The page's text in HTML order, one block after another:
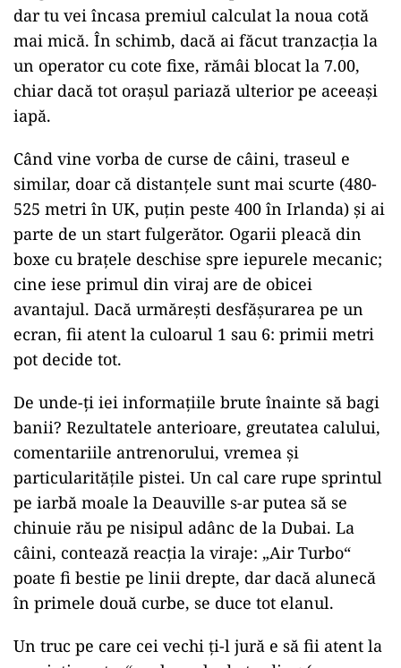
dar tu vei încasa premiul calculat la noua cotă
mai mică. În schimb, dacă ai făcut tranzacția la
un operator cu cote fixe, rămâi blocat la 7.00,
chiar dacă tot orașul pariază ulterior pe aceeași
iapă.
Când vine vorba de curse de câini, traseul e
similar, doar că distanțele sunt mai scurte (480-
525 metri în UK, puțin peste 400 în Irlanda) și ai
parte de un start fulgerător. Ogarii pleacă din
boxe cu brațele deschise spre iepurele mecanic;
cine iese primul din viraj are de obicei
avantajul. Dacă urmărești desfășurarea pe un
ecran, fii atent la culoarul 1 sau 6: primii metri
pot decide tot.
De unde-ți iei informațiile brute înainte să bagi
banii? Rezultatele anterioare, greutatea calului,
comentariile antrenorului, vremea și
particularitățile pistei. Un cal care rupe sprintul
pe iarbă moale la Deauville s-ar putea să se
chinuie rău pe nisipul adânc de la Dubai. La
câini, contează reacția la viraje: „Air Turbo“
poate fi bestie pe linii drepte, dar dacă alunecă
în primele două curbe, se duce tot elanul.
Un truc pe care cei vechi ți-l jură e să fii atent la